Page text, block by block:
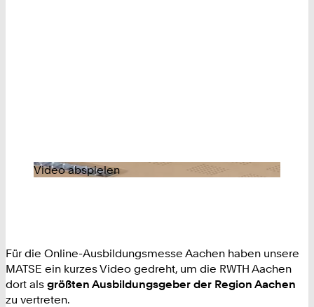
Video abspielen
Für die Online-Ausbildungsmesse Aachen haben unsere
MATSE ein kurzes Video gedreht, um die RWTH Aachen
dort als größten Ausbildungsgeber der Region Aachen
zu vertreten.